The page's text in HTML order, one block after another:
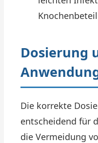
Dosierung
Die korrekte
entscheidend für
die Vermeidung